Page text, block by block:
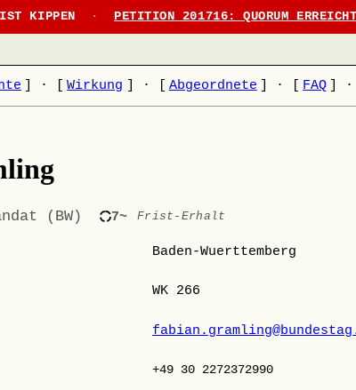
KIPPEN · PETITION 201716: QUORUM
· Wirkung · Abgeordnete · FAQ ·
(BW) 7~ Frist-Erhalt
Baden-Wuerttemberg
WK 266
+49 30 2272372990